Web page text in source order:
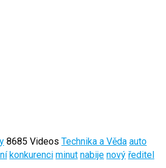
8685 Videos Technika a Věda auto
konkurenci minut nabije nový ředitel